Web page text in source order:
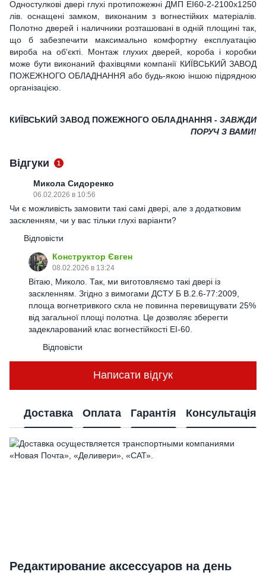
Одностулкові двері глухі протипожежні ДМП ЕІ60-2-2100x1250
лів. оснащені замком, виконаним з вогнестійких матеріалів.
Полотно дверей і наличники розташовані в одній площині так,
що б забезпечити максимально комфортну експлуатацію
вироба на об'єкті. Монтаж глухих дверей, короба і коробки
може бути виконаний фахівцями компанії КИЇВСЬКИЙ ЗАВОД
ПОЖЕЖНОГО ОБЛАДНАННЯ або будь-якою іншою підрядною
організацією.
КИЇВСЬКИЙ ЗАВОД ПОЖЕЖНОГО ОБЛАДНАННЯ - ЗАВЖДИ
ПОРУЧ З ВАМИ!
Відгуки 1
Микола Сидоренко
06.02.2026 в 10:56
Чи є можливість замовити такі самі двері, але з додатковим
заскленням, чи у вас тільки глухі варіанти?
Відповісти
Конструктор Євген
08.02.2026 в 13:24
Вітаю, Миколо. Так, ми виготовляємо такі двері із
заскленням. Згідно з вимогами ДСТУ Б В.2.6-77:2009,
площа вогнетривкого скла не повинна перевищувати 25%
від загальної площі полотна. Це дозволяє зберегти
задекларований клас вогнестійкості ЕІ-60.
Відповісти
Написати відгук
Доставка Оплата Гарантія Консультація
Редактирование аксессуаров на день